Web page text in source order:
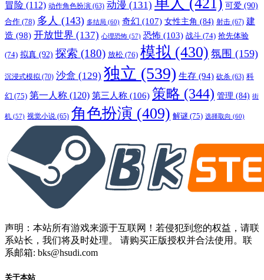
冒险 (112) 动作角色扮演 (63) 动漫 (131) 可爱 (90)
合作 (78) 多人 (143) 多结局 (60) 奇幻 (107) 女性主角 (84) 射击 (67) 建
造 (98) 开放世界 (137) 心理恐怖 (57) 恐怖 (103) 战斗 (74) 抢先体验
(74) 拟真 (92) 探索 (180) 放松 (76) 模拟 (430) 氛围 (159)
沉浸式模拟 (70) 沙盒 (129) 独立 (539) 生存 (94) 砍杀 (63) 科
幻 (75) 第一人称 (120) 第三人称 (106) 策略 (344) 管理 (84) 街
机 (57) 视觉小说 (65) 角色扮演 (409) 解谜 (75) 选择取向 (60)
声明：本站所有游戏来源于互联网！若侵犯到您的权益，请联
系站长，我们将及时处理。 请购买正版授权并合法使用。联
系邮箱: bks@hsudi.com
关于本站